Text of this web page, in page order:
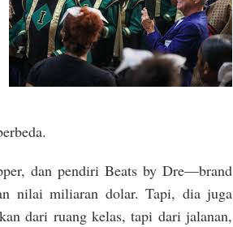
dan pendiri Beats by Dre—brand
nilai miliaran dolar. Tapi, dia juga
dari ruang kelas, tapi dari jalanan,